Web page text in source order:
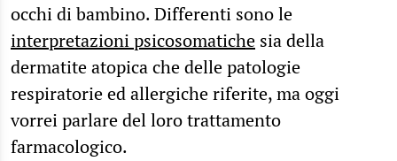
occhi di bambino. Differenti sono le
interpretazioni psicosomatiche sia della
dermatite atopica che delle patologie
respiratorie ed allergiche riferite, ma oggi
vorrei parlare del loro trattamento
farmacologico.